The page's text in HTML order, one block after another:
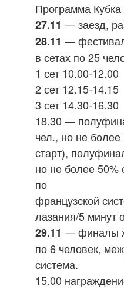
Программа
27.11 — заезд,
28.11 —
в сетах по 25
1 сет 10.00-12.00
2 сет 12.15-14.15
3 сет 14.30-16.30
18.30 —
чел., но не
старт),
но не более 50%
по
французской
лазания/5 минут
29.11 — финалы
по 6 человек,
система.
15.00